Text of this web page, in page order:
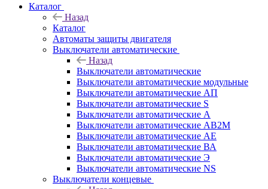
Каталог
Назад
Каталог
Автоматы защиты двигателя
Выключатели автоматические
Назад
Выключатели автоматические
Выключатели автоматические модульные
Выключатели автоматические АП
Выключатели автоматические S
Выключатели автоматические А
Выключатели автоматические АВ2М
Выключатели автоматические АЕ
Выключатели автоматические ВА
Выключатели автоматические Э
Выключатели автоматические NS
Выключатели концевые